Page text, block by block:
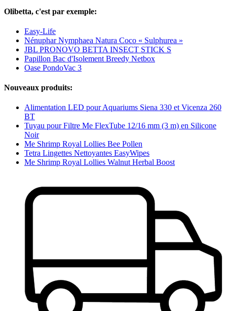
Olibetta, c'est par exemple:
Easy-Life
Nénuphar Nymphaea Natura Coco « Sulphurea »
JBL PRONOVO BETTA INSECT STICK S
Papillon Bac d'Isolement Breedy Netbox
Oase PondoVac 3
Nouveaux produits:
Alimentation LED pour Aquariums Siena 330 et Vicenza 260
BT
Tuyau pour Filtre Me FlexTube 12/16 mm (3 m) en Silicone
Noir
Me Shrimp Royal Lollies Bee Pollen
Tetra Lingettes Nettoyantes EasyWipes
Me Shrimp Royal Lollies Walnut Herbal Boost